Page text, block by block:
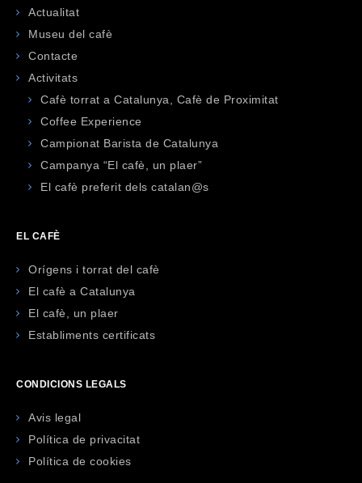
Actualitat
Museu del cafè
Contacte
Activitats
Cafè torrat a Catalunya, Cafè de Proximitat
Coffee Experience
Campionat Barista de Catalunya
Campanya “El cafè, un plaer”
El cafè preferit dels catalan@s
EL CAFÈ
Orígens i torrat del cafè
El cafè a Catalunya
El cafè, un plaer
Establiments certificats
CONDICIONS LEGALS
Avis legal
Política de privacitat
Política de cookies